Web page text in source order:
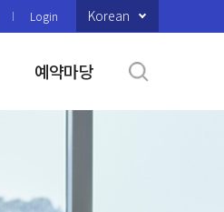
Login Korean
예약마당